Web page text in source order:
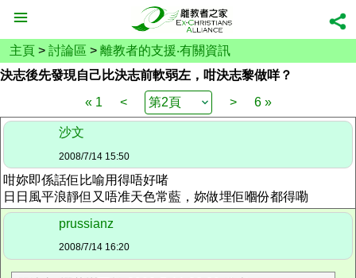
主頁 > 討論區 > 離教者的支援‧有關資訊
決志後先發現自己比決志前軟弱左，咁決志黎做咩？
« 1
< > 6 »
沙文
2008/7/14 15:50
咁妳即係話佢比喻用得唔好啫
日日風平浪靜但又唔准天色常藍，妳做埋佢嗰份都得嘞
prussianz
2008/7/14 16:20